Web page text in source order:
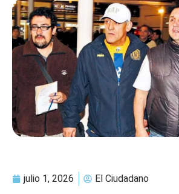
julio 1, 2026 El Ciudadano